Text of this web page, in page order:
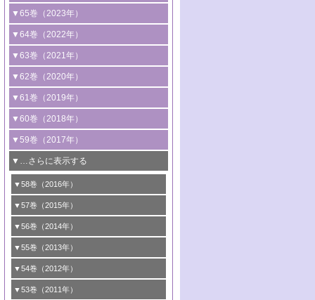
触媒開発
3号 有機分子変換やCO 資源化のための
光触媒に関する最近の研究
B号 第137回触媒討論会（2026年）
ーンケミカル製造
2号 水素製造のための水分解技術に関す
る最近の研究
3号 オレフィン系樹脂の精密合成に関す
る最新技術
4号 アルコール類の効率的変換を実現す
る非貴金属触媒の研究動向
5号 ゼオライトの合成と応用における研
究動向
6号 ヘテロ接合界面
B号 第135回触媒討論会（2025年）
1号 低次元ナノ構造を有する触媒材料
2号 規制反応場を活用した固体触媒研究
の新展開
3号 未踏分子変換を目指した酸化触媒プ
ロセスの最前線
4号 シンクロトロン放射光および中性子
線を利用した触媒解析技術の最先端
5号 単原子触媒
6号 参照触媒委員会からのお知らせ
B号 第133回触媒討論会（2023年）
▼65巻（2023年）
1号 炭素が関わる触媒機能
2号 プラスチックケミカルリサイクルの
ための触媒技術
3号 非酸化物系金属化合物を基盤とした
触媒材料の開発
4号 格子酸素・格子酸素欠陥を利用した
触媒反応
5号 生体触媒によるエネルギー変換反応
6号 窒素とリンの循環のための触媒・機
能性材料
B号 第131回触媒討論会（2023年）
▼64巻（2022年）
1号 合成ガス製造とCOを用いるケミカル
ズ合成の最新動向
2号 化学品合成のための合金触媒開発
3号 CO の排出削減および有効活用のた
めの触媒技術
4号 若手による情報発信企画～とびたて
若き触媒の研究者たち～（1）
5号 若手による情報発信企画～とびたて
若き触媒の研究者たち～（2）
6号 石油のノーブル・ユースを志向した
触媒技術
B号 第129回触媒討論会（2022年・京都
大学：オンライン・対面開催）
▼63巻（2021年）
1号 金触媒の新展開
2号 ペロブスカイト
3号 特殊反応場を利用した触媒的分子変
換反応
4号 多孔質材料を用いた触媒の新展開
5号 情報学的手法を用いた触媒開発
6号 カーボンニュートラルに向けた電解
技術
B号 第127回触媒討論会（2021年・オン
ライン開催(Zoom)のみ）
▼62巻（2020年）
1号 触媒設計を拓く欠陥構造のキャラク
タリゼーション
2号 機能化学品製造に資するクリーンな
触媒的酸化反応
3号 水処理のための触媒化学
4号 光触媒を用いた水分解の最新の研究
動向
5号 次世代の触媒プロセスを支えるマイ
クロ波
6号 メタン転換技術の最新動向
B号 第125回触媒討論会（2020年・工学
院大学）
▼61巻（2019年）
1号 物質移動制御に着目した触媒プロセ
ス開発
2号 CO2 フリー水素サプライチェーンに
関わる触媒開発動向
3号 精密高分子合成に関する最近の研究
動向
4号 バイオマス化成品製造のための触媒
5号 固体触媒による含窒素有機化合物変
換の最前線
6号 貴金属使用量低減に向けた自動車排
▼60巻（2018年）
1号 固体酸触媒の最新の研究動向
2号 二酸化炭素からの有用化学品合成
3号 ナノ粒子・クラスター触媒の最前線
4号 60周年記念企画
5号 進化するゼオライト合成技術
6号 非貴金属系触媒における電気化学的
酸素還元反応
B号 第121回触媒討論会（2018年・東京
大学）
▼59巻（2017年）
1号 いたるところに，触媒
2号 機能性材料の局所構造解析のための
最先端技術
3号 無機分離膜材料の開発と触媒反応プ
ロセスへの適用
4号 触媒研究における計算科学の利用
5号 水素のふるまいを解き明かす最先端
研究
▼…さらに表示する
▼58巻（2016年）
1号 ユニークな構造の高分子を生み出す触
2号 リグニンからの化成品製造に向けた触
3号 触媒研究の最先端～とびたて若き研究
者たち～（1）
▼57巻（2015年）
1号 水素キャリアにかかわる触媒技術の新
2号 石油精製用触媒の最近の進展
3号 固体酸化物形燃料電池（SOFC）におけ
るアノード触媒上での燃料直接改質技術
▼56巻（2014年）
1号 特殊環境場を利用した材料合成
2号 光触媒反応機構に関する最新の研究動
向
▼55巻（2013年）
1号 高耐久性燃料電池システム用触媒にお
▼54巻（2012年）
1号 規則性多孔体の利用技術における最近
▼53巻（2011年）